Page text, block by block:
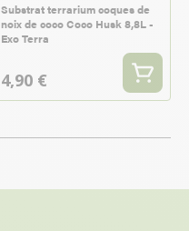
Substrat terrarium coques de
noix de coco Coco Husk 8,8L -
Exo Terra
4,90 €